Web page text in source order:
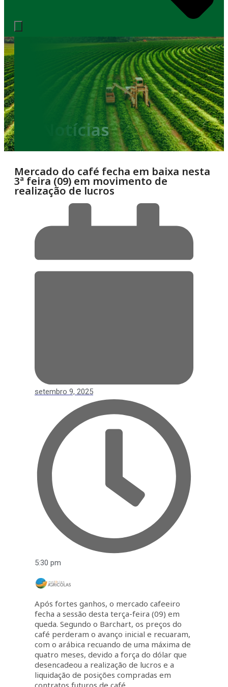
Notícias
Mercado do café fecha em baixa nesta
3ª feira (09) em movimento de
realização de lucros
setembro 9, 2025
5:30 pm
Após fortes ganhos, o mercado cafeeiro
fecha a sessão desta terça-feira (09) em
queda. Segundo o Barchart, os preços do
café perderam o avanço inicial e recuaram,
com o arábica recuando de uma máxima de
quatro meses, devido a força do dólar que
desencadeou a realização de lucros e a
liquidação de posições compradas em